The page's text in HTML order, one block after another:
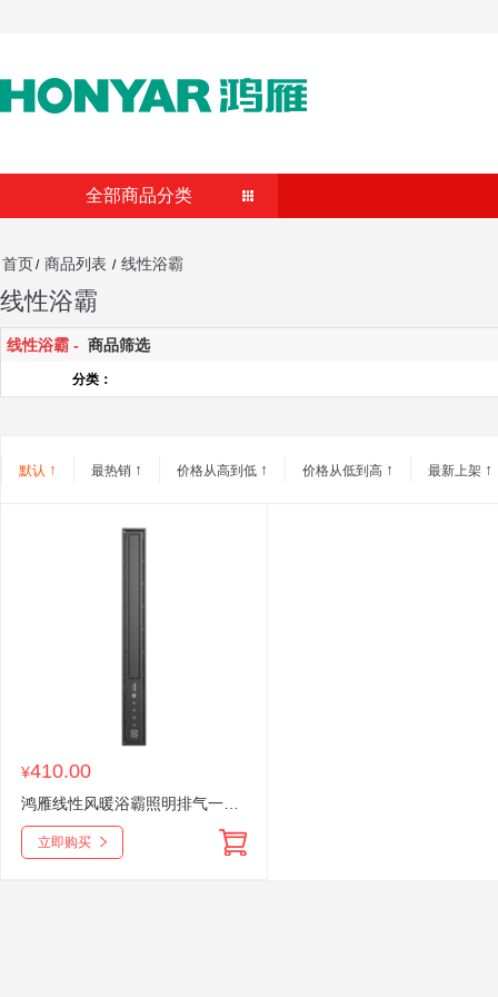
全部商品分类
首页 / 商品列表 / 线性浴霸
线性浴霸
线性浴霸 - 商品筛选
分类：
默认 ↑ 最热销 ↑ 价格从高到低 ↑ 价格从低到高 ↑ 最新上架 ↑
¥410.00
立即购买